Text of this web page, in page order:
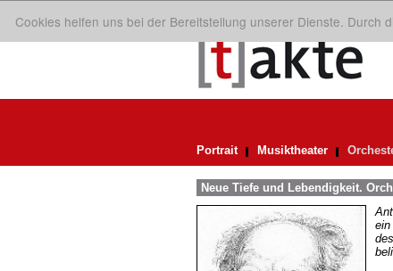
Cookies helfen uns bei der Bereitstellung unserer Dienste. Durch
Portrait Musiktheater
Neue Tiefe und Lebendigkeit.
ein